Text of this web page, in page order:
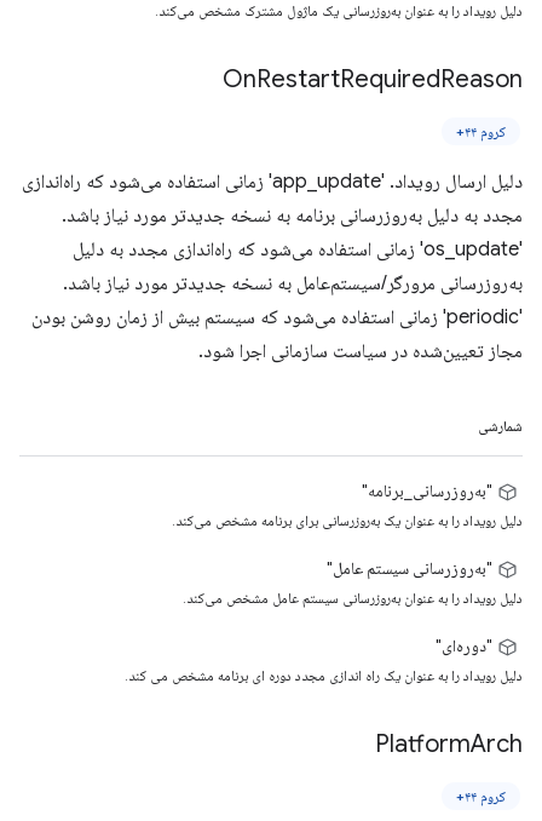
دلیل رویداد را به عنوان به‌روزرسانی یک ماژول مشترک مشخص می‌کند.
OnRestartRequiredReason
کروم ۴۴+
دلیل ارسال رویداد. 'app_update' زمانی استفاده می‌شود که راه‌اندازی
مجدد به دلیل به‌روزرسانی برنامه به نسخه جدیدتر مورد نیاز باشد.
'os_update' زمانی استفاده می‌شود که راه‌اندازی مجدد به دلیل
به‌روزرسانی مرورگر/سیستم‌عامل به نسخه جدیدتر مورد نیاز باشد.
'periodic' زمانی استفاده می‌شود که سیستم بیش از زمان روشن بودن
مجاز تعیین‌شده در سیاست سازمانی اجرا شود.
شمارشی
"به‌روزرسانی_برنامه"
دلیل رویداد را به عنوان یک به‌روزرسانی برای برنامه مشخص می‌کند.
"به‌روزرسانی سیستم عامل"
دلیل رویداد را به عنوان به‌روزرسانی سیستم عامل مشخص می‌کند.
"دوره‌ای"
دلیل رویداد را به عنوان یک راه اندازی مجدد دوره ای برنامه مشخص می کند.
PlatformArch
کروم ۴۴+